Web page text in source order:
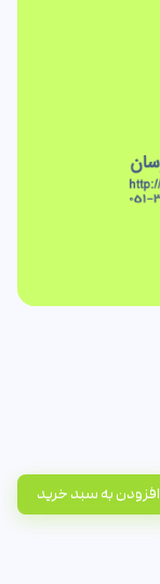
افزودن به سبد خرید